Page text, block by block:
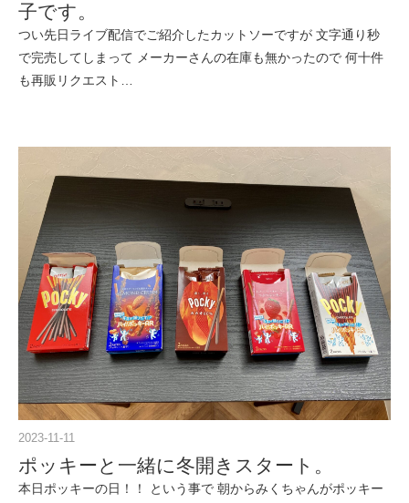
子です。
つい先日ライブ配信でご紹介したカットソーですが 文字通り秒
で完売してしまって メーカーさんの在庫も無かったので 何十件
も再販リクエスト…
2023-11-11
ポッキーと一緒に冬開きスタート。
本日ポッキーの日！！ という事で 朝からみくちゃんがポッキー